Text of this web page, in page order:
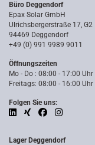
Büro Deggendorf
Epax Solar GmbH
Ulrichsbergerstraße 17, G2
94469 Deggendorf
+49 (0) 991 9989 9011
Öffnungszeiten
Mo - Do : 08:00 - 17:00 Uhr
Freitags: 08:00 - 16:00 Uhr
Folgen Sie uns:
Lager Deggendorf